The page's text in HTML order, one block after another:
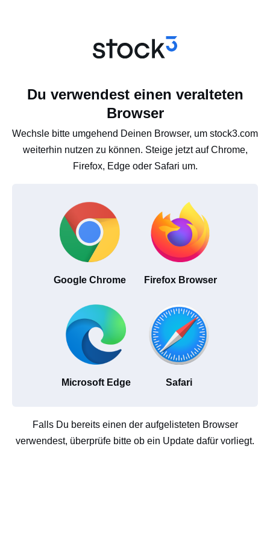
Du verwendest einen veralteten
Browser
Wechsle bitte umgehend Deinen Browser, um stock3.com
weiterhin nutzen zu können. Steige jetzt auf Chrome,
Firefox, Edge oder Safari um.
Google Chrome Firefox Browser
Microsoft Edge Safari
Falls Du bereits einen der aufgelisteten Browser
verwendest, überprüfe bitte ob ein Update dafür vorliegt.